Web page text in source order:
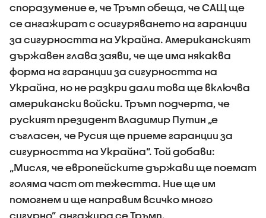
споразумение е, че Тръмп обеща, че САЩ ще
се ангажират с осигуряването на гаранции
за сигурността на Украйна. Американският
държавен глава заяви, че ще има някаква
форма на гаранции за сигурността на
Украйна, но не разкри дали това ще включва
американски войски. Тръмп подчерта, че
руският президент Владимир Путин „е
съгласен, че Русия ще приеме гаранции за
сигурността на Украйна“. Той добави:
„Мисля, че европейските държави ще поемат
голяма част от тежестта. Ние ще им
помогнем и ще направим всичко много
сигурно”, ангажира се Тръмп.